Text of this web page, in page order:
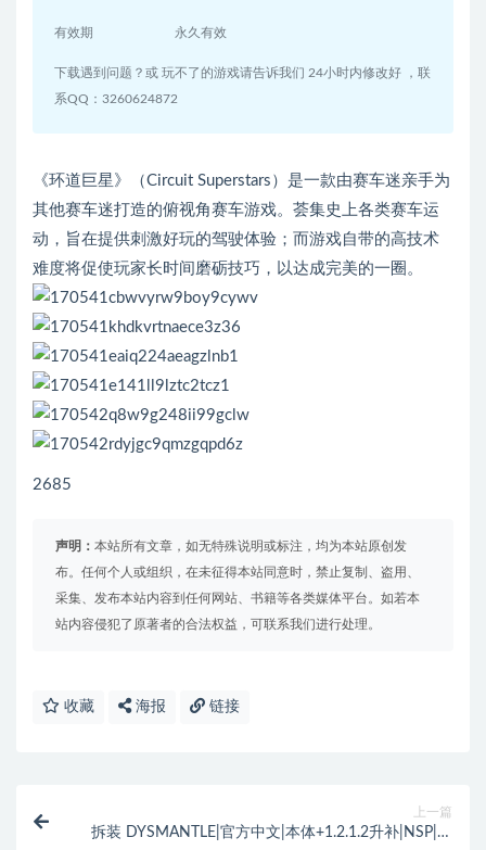
有效期 永久有效
下载遇到问题？或 玩不了的游戏请告诉我们 24小时内修改好 ，联
系QQ：3260624872
《环道巨星》（Circuit Superstars）是一款由赛车迷亲手为
其他赛车迷打造的俯视角赛车游戏。荟集史上各类赛车运
动，旨在提供刺激好玩的驾驶体验；而游戏自带的高技术
难度将促使玩家长时间磨砺技巧，以达成完美的一圈。
2685
声明： 本站所有文章，如无特殊说明或标注，均为本站原创发
布。任何个人或组织，在未征得本站同意时，禁止复制、盗用、
采集、发布本站内容到任何网站、书籍等各类媒体平台。如若本
站内容侵犯了原著者的合法权益，可联系我们进行处理。
收藏 海报 链接
上一篇
拆装 DYSMANTLE|官方中文|本体+1.2.1.2升补|NSP|原